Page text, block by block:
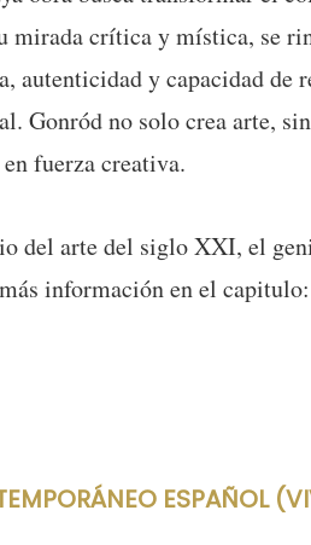
mirada crítica y mística, se
autenticidad y capacidad de
Gonród no solo crea arte,
fuerza creativa.
arte del siglo XXI, el
información en el capitulo:
ESPAÑOL